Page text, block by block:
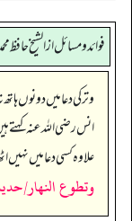
فوائد ومسائل از الشيخ حافظ
وتر کی دعا میں دونوں
انس رضی اللہ عنہ کہتے
علاوہ کسی دعا میں
وتطوع النهار/حدیث: